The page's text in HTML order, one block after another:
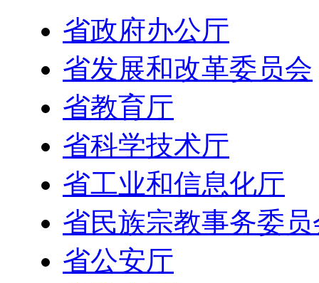
省政府办公厅
省发展和改革委员会
省教育厅
省科学技术厅
省工业和信息化厅
省民族宗教事务委员
省公安厅